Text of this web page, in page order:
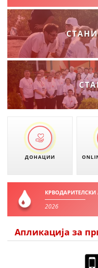
ДОНАЦИИ
2026
Апликација за